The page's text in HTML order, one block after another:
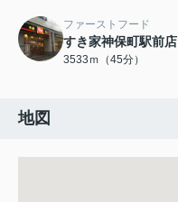
ファーストフード
すき家神保町駅前店
3533ｍ（45分）
地図